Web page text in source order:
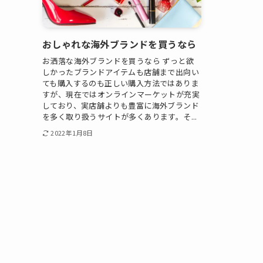
おしゃれな海外ブランドを買うなら
お洒落な海外ブランドを買うなら ずっと欲
しかったブランドアイテムも店舗まで出向い
ても購入するのも正しい購入方法ではありま
すが、現在ではオンラインマーケットが充実
しており、実店舗よりも豊富に海外ブランド
を多く取り扱うサイトが多くあります。そ...
2022年1月8日